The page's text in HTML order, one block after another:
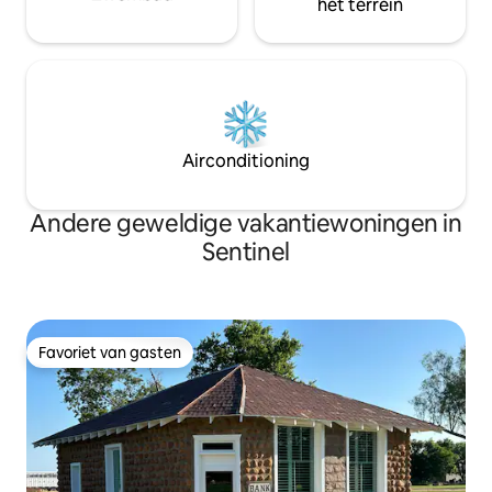
het terrein
Airconditioning
Andere geweldige vakantiewoningen in
Sentinel
Favoriet van gasten
Favoriet van gasten